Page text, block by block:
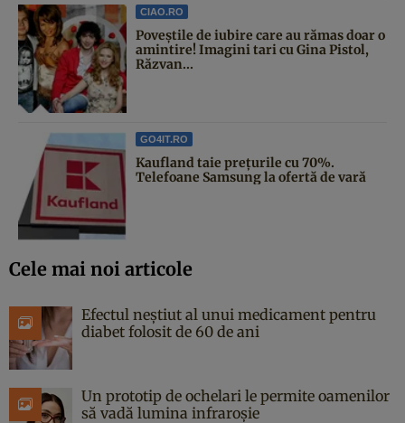
CIAO.RO
Poveştile de iubire care au rămas doar o
amintire! Imagini tari cu Gina Pistol,
Răzvan...
GO4IT.RO
Kaufland taie prețurile cu 70%.
Telefoane Samsung la ofertă de vară
Cele mai noi articole
Efectul neștiut al unui medicament pentru
diabet folosit de 60 de ani
Un prototip de ochelari le permite oamenilor
să vadă lumina infraroșie